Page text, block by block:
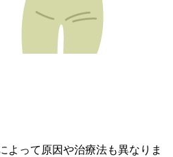
よって原因や治療法も異なりま